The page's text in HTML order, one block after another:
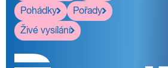
Pohádky
Pořady
Živé vysílání